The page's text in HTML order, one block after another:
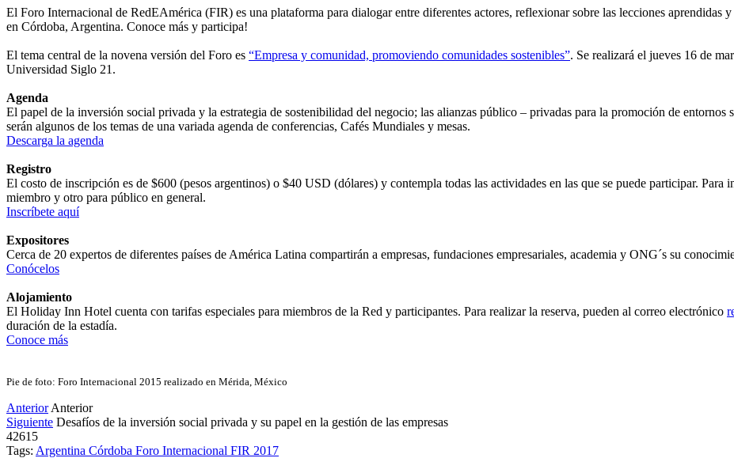
El Foro Internacional de RedEAmérica (FIR) es una plataforma para dialogar entre diferentes actores, reflexionar sobre las lecciones aprendidas
en Córdoba, Argentina. Conoce más y participa!
El tema central de la novena versión del Foro es “Empresa y comunidad, promoviendo comunidades sostenibles”. Se realizará el jueves 16 de
Universidad Siglo 21.
Agenda
El papel de la inversión social privada y la estrategia de sostenibilidad del negocio; las alianzas público – privadas para la promoción de
serán algunos de los temas de una variada agenda de conferencias, Cafés Mundiales y mesas.
Descarga la agenda
Registro
El costo de inscripción es de $600 (pesos argentinos) o $40 USD (dólares) y contempla todas las actividades en las que se puede participar.
miembro y otro para público en general.
Inscríbete aquí
Expositores
Cerca de 20 expertos de diferentes países de América Latina compartirán a empresas, fundaciones empresariales, academia y ONG´s su
Conócelos
Alojamiento
El Holiday Inn Hotel cuenta con tarifas especiales para miembros de la Red y participantes. Para realizar la reserva, pueden al correo electrónico
duración de la estadía.
Conoce más
Pie de foto: Foro Internacional 2015 realizado en Mérida, México
Anterior Anterior
Siguiente Desafíos de la inversión social privada y su papel en la gestión de las empresas
42615
Tags: Argentina Córdoba Foro Internacional FIR 2017